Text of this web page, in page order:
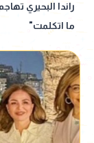
راندا البحيري
ما اتكلمت"